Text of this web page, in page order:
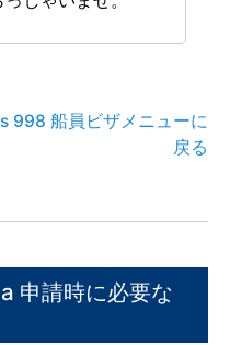
998 船員ビザメニューに
戻る
申請時に必要な